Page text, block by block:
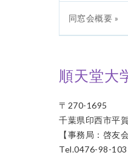
同窓会概要 »
順天堂大
〒270-1695
千葉県印西市平
【事務局：啓友
Tel.0476-98-